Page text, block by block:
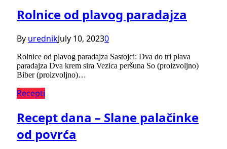
Rolnice od plavog paradajza
By urednikJuly 10, 20230
Rolnice od plavog paradajza Sastojci: Dva do tri plava
paradajza Dva krem sira Vezica peršuna So (proizvoljno)
Biber (proizvoljno)…
Recepti
Recept dana – Slane palačinke
od povrća